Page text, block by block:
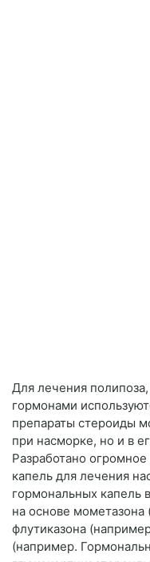
Для лечения
гормонами
препараты стероиды
при насморке, но и в
Разработано
капель для лечения
гормональных капель
на основе
флутиказона
(например.